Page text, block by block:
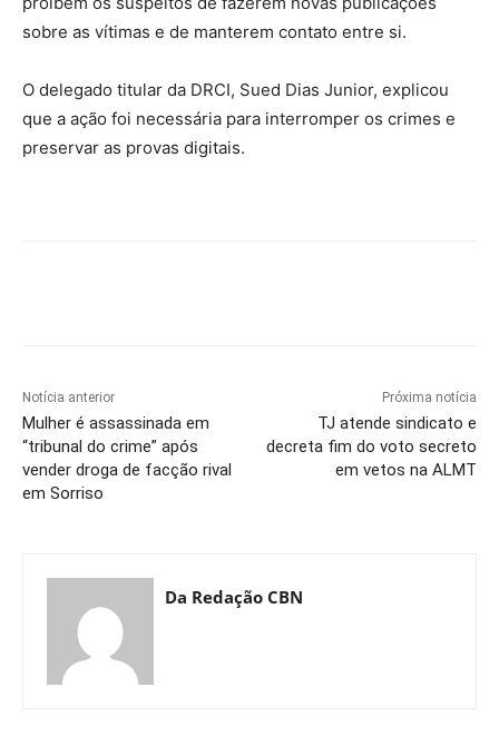
sobre as vítimas e de manterem contato entre si.
O delegado titular da DRCI, Sued Dias Junior, explicou
que a ação foi necessária para interromper os crimes e
preservar as provas digitais.
Notícia anterior
Mulher é assassinada em
“tribunal do crime” após
vender droga de facção rival
em Sorriso
Próxima notícia
TJ atende sindicato e
decreta fim do voto secreto
em vetos na ALMT
Da Redação CBN